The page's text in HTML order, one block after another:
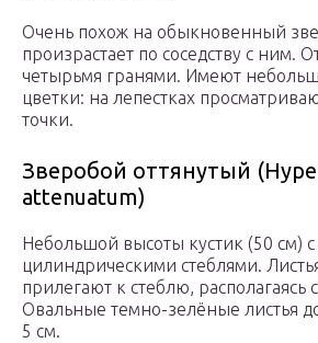
Очень похож на обыкновенный
произрастает по соседству с ним.
четырьмя гранями. Имеют
цветки: на лепестках
точки.
Зверобой оттянутый
attenuatum)
Небольшой высоты кустик (50 см)
цилиндрическими стеблями.
прилегают к стеблю, располагаясь
Овальные темно-зелёные листья
5 см.